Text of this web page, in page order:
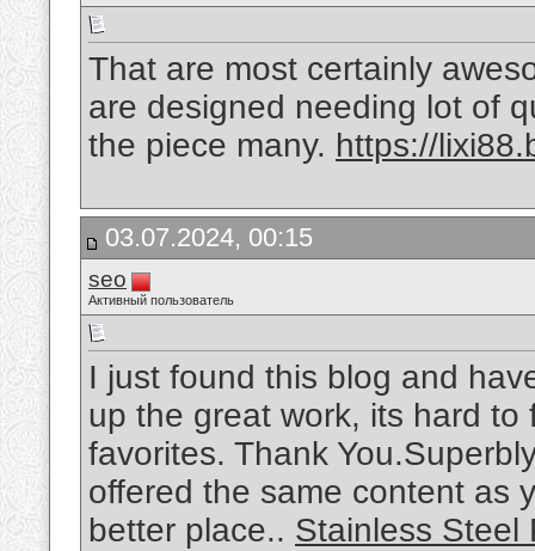
That are most certainly
are designed needing lot of
the piece many. https://
03.07.2024, 00:15
seo
Активный пользователь
I just found this blog and
up the great work, its hard
favorites. Thank
offered the same content as
better place.. Stainless Steel